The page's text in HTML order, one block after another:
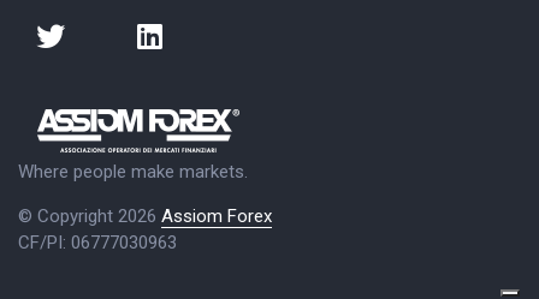
Where people make markets.
© Copyright 2026 Assiom Forex
CF/PI: 06777030963